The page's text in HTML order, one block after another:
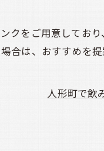
クをご用意してお
合は、おすすめを
人形町で飲